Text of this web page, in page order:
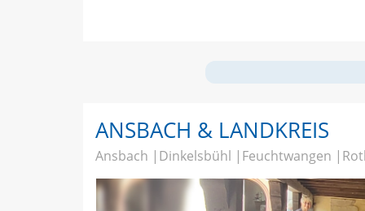
ANSBACH & LANDKREIS
Ansbach Dinkelsbühl Feuchtwangen